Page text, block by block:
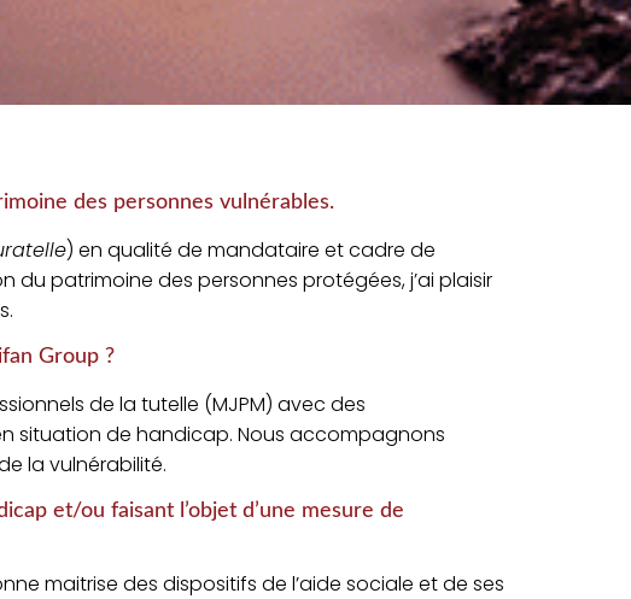
des personnes vulnérables.
) en qualité de mandataire et cadre de
du patrimoine des personnes protégées, j’ai plaisir
Group ?
de la tutelle (MJPM) avec des
situation de handicap. Nous accompagnons
la vulnérabilité.
et/ou faisant l’objet d’une mesure de
maitrise des dispositifs de l’aide sociale et de ses